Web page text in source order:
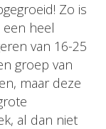
Zo is
heel
van 16-25
groep van
maar deze
al dan niet